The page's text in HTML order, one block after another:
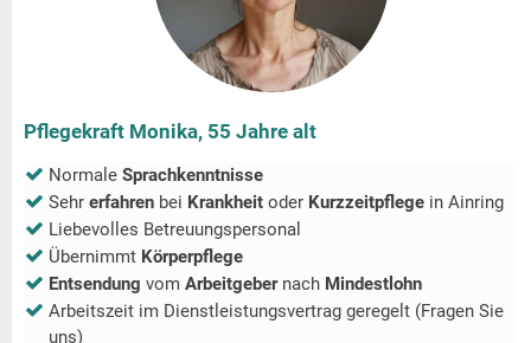
Pflegekraft Monika, 55 Jahre alt
Normale Sprachkenntnisse
Sehr erfahren bei Krankheit oder Kurzzeitpflege in Ainring
Liebevolles Betreuungspersonal
Übernimmt Körperpflege
Entsendung vom Arbeitgeber nach Mindestlohn
Arbeitszeit im Dienstleistungsvertrag geregelt (Fragen Sie
uns)